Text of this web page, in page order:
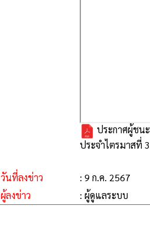
ประกาศผู้ชน
ประจำไตรมาสที่
นที่ลงข่าว
: 9 ก.ค. 2567
ลงข่าว
: ผู้ดูแลระบบ